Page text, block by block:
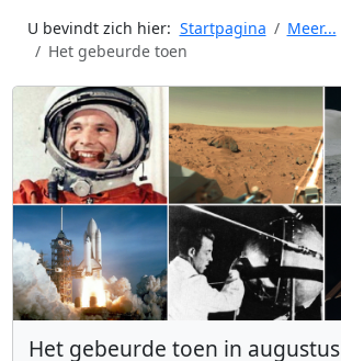
U bevindt zich hier: Startpagina
Meer...
Het gebeurde toen
Het gebeurde toen in augustus